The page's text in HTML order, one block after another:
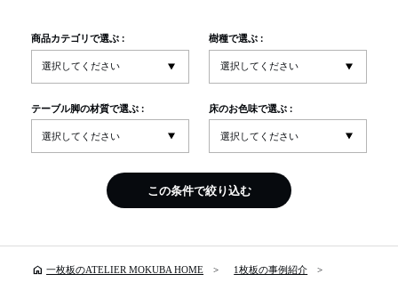
商品カテゴリで選ぶ : 樹種で選ぶ :
テーブル脚の材質で選ぶ : 床のお色味で選ぶ :
この条件で絞り込む
home 一枚板のATELIER MOKUBA HOME 1枚板の事例紹介